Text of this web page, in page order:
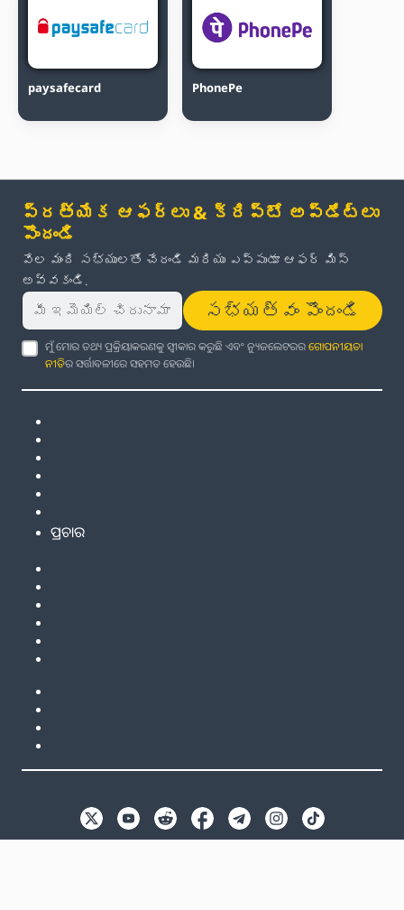
paysafecard PhonePe
ప్రత్యేక ఆఫర్లు & క్రిప్టో అప్‌డేట్‌లు
పొందండి
వేల మంది సభ్యులతో చేరండి మరియు ఎప్పుడూ ఆఫర్ మిస్
అవ్వకండి.
సభ్యత్వం పొందండి
ମୁଁ ମୋର ତଥ୍ୟ ପ୍ରକ୍ରିୟାକରଣକୁ ସ୍ୱୀକାର କରୁଛି ଏବଂ ନ୍ୟୁଜଲେଟରରଗୋପନୀୟତା
ନୀତିର ସର୍ତ୍ତାବଳୀରେ ସହମତ ହେଉଛି।
ପ୍ରଚାର